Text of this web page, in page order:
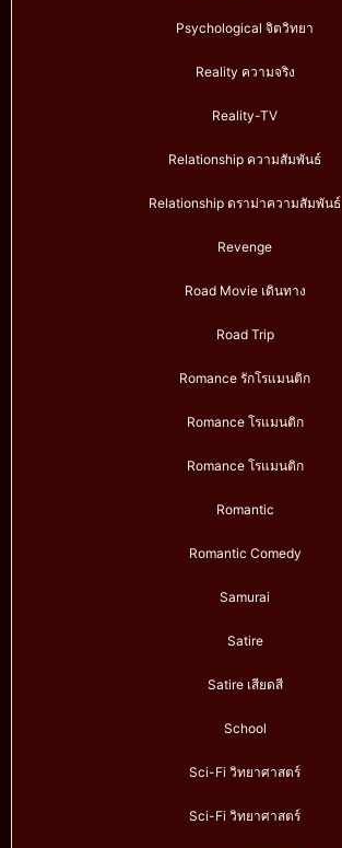
Psychological จิตวิทยา
Reality ความจริง
Reality-TV
Relationship ความสัมพันธ์
Relationship ดราม่าความสัมพันธ์
Revenge
Road Movie เดินทาง
Road Trip
Romance รักโรแมนติก
Romance โรแมนติก
Romance โรแมนติก
Romantic
Romantic Comedy
Samurai
Satire
Satire เสียดสี
School
Sci-Fi วิทยาศาสตร์
Sci-Fi วิทยาศาสตร์